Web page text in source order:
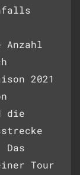
2021
die
Das
Tour